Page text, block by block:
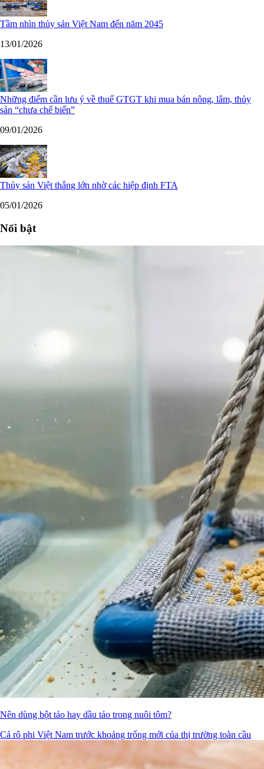
Tầm nhìn thủy sản Việt Nam đến năm 2045
13/01/2026
Những điểm cần lưu ý về thuế GTGT khi mua bán nông, lâm, thủy
sản “chưa chế biến”
09/01/2026
Thủy sản Việt thắng lớn nhờ các hiệp định FTA
05/01/2026
Nổi bật
Nên dùng bột tảo hay dầu tảo trong nuôi tôm?
Cá rô phi Việt Nam trước khoảng trống mới của thị trường toàn cầu